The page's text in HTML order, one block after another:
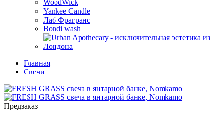
WoodWick
Yankee Candle
Лаб Фрагранс
Bondi wash
Главная
Свечи
Предзаказ